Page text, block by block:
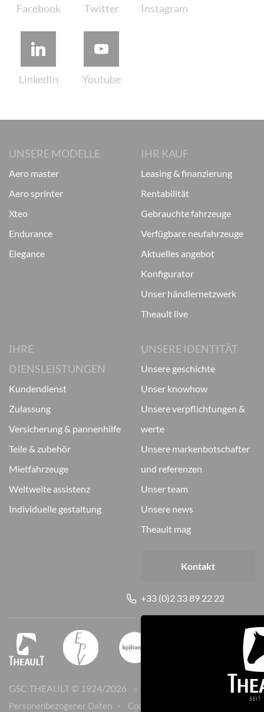
UNSERE MODELLE
aero master
aero sprinter
xteo
endurance
elegance
IHR KAUF
leasing & finanzierung
rentabilität
gebrauchte fahrzeuge
verfügbare neufahrzeuge
aktuelles angebot
konfigurator
unser händlernetzwerk
theault live
IHRE
DIENSLEISTUNGEN
kundendienst
zulassung
versicherung & pannenhilfe
teile & zubehör
mietfahrzeuge
weltweite assistenz
individuelle gestaltung
UNSERE IDENTITÄT
unsere geschichte
unser knowhow
unsere verpflichtungen &
werte
unsere markenbotschafter
und referenzen
unser team
unsere news
theault mag
Kontakt
+33 (0)2 33 89 22 22
GSC THEAULT © 1924/2026
Personenbezogener Daten
Cookies